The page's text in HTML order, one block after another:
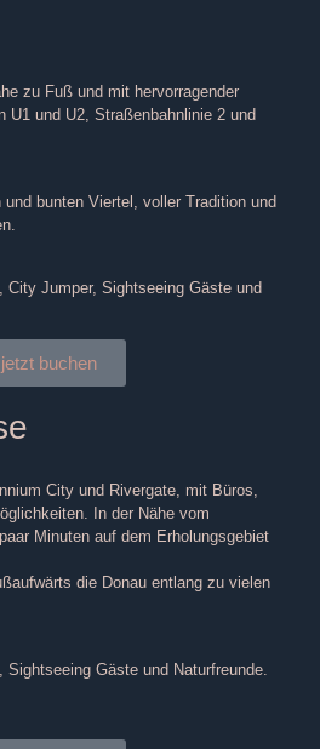
zu Fuß und mit hervorragender
U1 und U2, Straßenbahnlinie 2 und
bunten Viertel, voller Tradition und
City Jumper, Sightseeing Gäste und
jetzt buchen
City und Rivergate, mit Büros,
In der Nähe vom
Minuten auf dem Erholungsgebiet
die Donau entlang zu vielen
Gäste und Naturfreunde.